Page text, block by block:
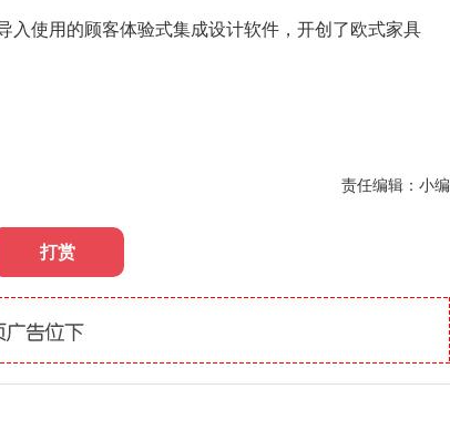
入使用的顾客体验式集成设计软件，开创了欧式家具
责任编辑：小编
打赏